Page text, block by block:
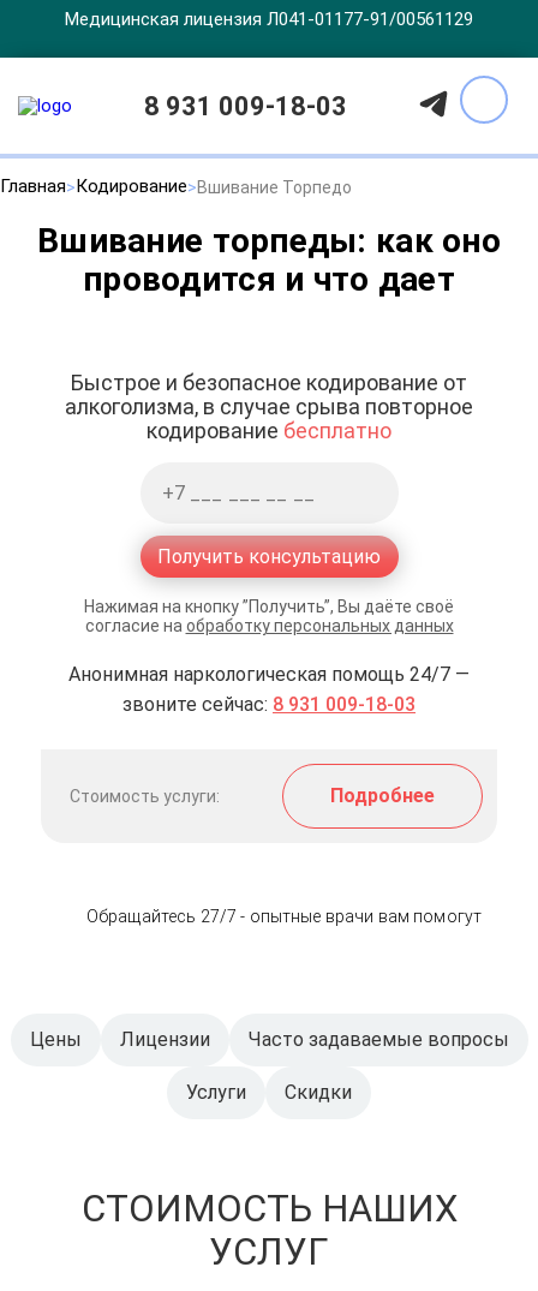
Медицинская лицензия Л041-01177-91/00561129
8 931 009-18-03
Главная Кодирование Вшивание Торпедо
Вшивание торпеды: как оно
проводится и что дает
Быстрое и безопасное кодирование от
алкоголизма, в случае срыва повторное
кодирование бесплатно
Получить консультацию
Нажимая на кнопку ”Получить”, Вы даёте своё
согласие на обработку персональных данных
Анонимная наркологическая помощь 24/7 —
звоните сейчас: 8 931 009-18-03
Стоимость услуги: Подробнее
Обращайтесь 27/7 - опытные врачи вам помогут
Цены Лицензии Часто задаваемые вопросы
Услуги Скидки
СТОИМОСТЬ НАШИХ
УСЛУГ